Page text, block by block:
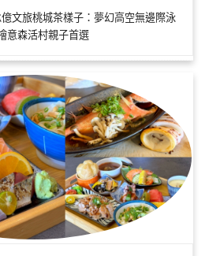
文旅桃城茶樣子：夢幻高空無邊際泳
意森活村親子首選